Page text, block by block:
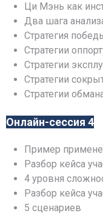
Ци Мэнь как
Два шага
Стратегия
Стратегии
Стратегии
Стратегии
Стратегии
Онлайн-сессия 4
Пример
Разбор кейса
4 уровня
Разбор кейса
5 сценариев